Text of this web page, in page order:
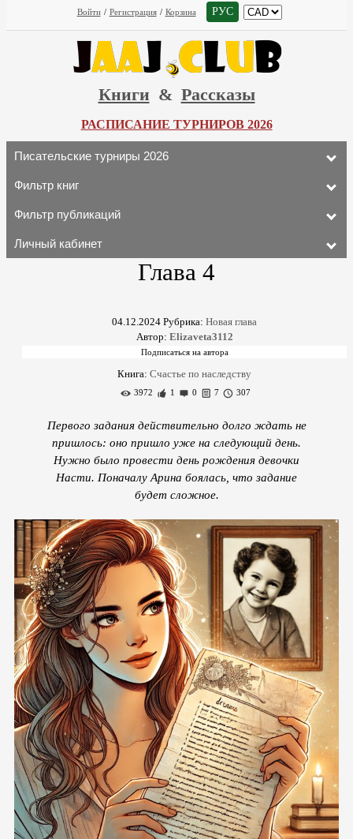
Войти / Регистрация / Корзина РУС
Книги & Рассказы
РАСПИСАНИЕ ТУРНИРОВ 2026
Писательские турниры 2026
Фильтр книг
Фильтр публикаций
Личный кабинет
Глава 4
04.12.2024 Рубрика: Новая глава
Автор: Elizaveta3112
Книга: Счастье по наследству
3972 1 0 7 307
Первого задания действительно долго ждать не
пришлось: оно пришло уже на следующий день.
Нужно было провести день рождения девочки
Насти. Поначалу Арина боялась, что задание
будет сложное.